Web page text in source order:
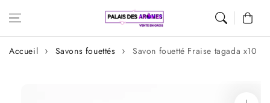
contenu
Panier
Accueil Savons fouettés Savon fouetté Fraise tagada x10